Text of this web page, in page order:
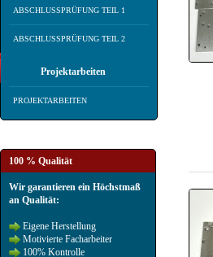
ABSCHLUSSPRÜFUNG TEIL 1
ABSCHLUSSPRÜFUNG TEIL 2
Projektarbeiten
PROJEKTARBEITEN
100 % Qualität
Wir garantieren ein Höchstmaß
an Qualität:
Eigene Herstellung
Motivierte Facharbeiter
100% Kontrolle